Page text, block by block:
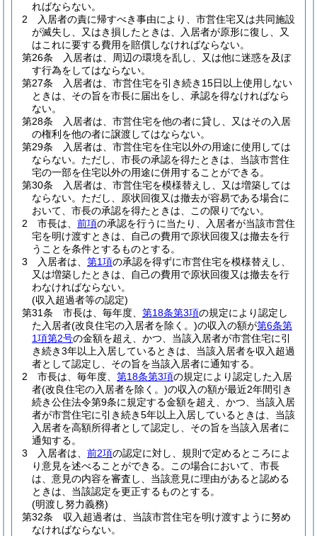
ればならない。
2
入居者の責に帰すべき事由により、市営住宅又は共同施設
が滅失し、又はき損したときは、入居者が原形に復し、又
はこれに要する費用を賠償しなければならない。
第26条
入居者は、周辺の環境を乱し、又は他に迷惑を及ぼ
す行為をしてはならない。
第27条
入居者は、市営住宅を引き続き15日以上使用しない
ときは、その旨を市長に届出をし、承認を得なければなら
ない。
第28条
入居者は、市営住宅を他の者に貸し、又はその入居
の権利を他の者に譲渡してはならない。
第29条
入居者は、市営住宅を住宅以外の用途に使用しては
ならない。 ただし、市長の承認を得たときは、当該市営住
宅の一部を住宅以外の用途に併用することができる。
第30条
入居者は、市営住宅を模様替えし、又は増築しては
ならない。 ただし、原状回復又は撤去が容易である場合に
おいて、市長の承認を得たときは、この限りでない。
2
市長は、 前項の承認を行うに当たり、入居者が当該市営住
宅を明け渡すときは、自己の費用で原状回復又は撤去を行
うことを条件とするものとする。
3
入居者は、 第1項の承認を得ずに市営住宅を模様替えし、
又は増築したときは、自己の費用で原状回復又は撤去を行
わなければならない。
(収入超過者等の認定)
第31条
市長は、毎年度、 第18条第3項の規定により認定し
た入居者(改良住宅の入居者を除く。)の収入の額が第6条第
1項第2号の金額を超え、かつ、当該入居者が市営住宅に引
き続き3年以上入居しているときは、当該入居者を収入超過
者として認定し、その旨を当該入居者に通知する。
2
市長は、毎年度、 第18条第3項の規定により認定した入居
者(改良住宅の入居者を除く。)の収入の額が最近2年間引き
続き公住法令第9条に規定する金額を超え、かつ、当該入居
者が市営住宅に引き続き5年以上入居しているときは、当該
入居者を高額所得者として認定し、その旨を当該入居者に
通知する。
3
入居者は、 前2項の認定に対し、規則で定めるところによ
り意見を述べることができる。
この場合において、市長
は、意見の内容を審査し、当該意見に理由があると認める
ときは、当該認定を更正するものとする。
(明渡し努力義務)
第32条
収入超過者は、当該市営住宅を明け渡すように努め
なければならない。